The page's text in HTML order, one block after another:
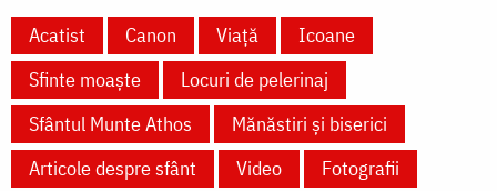
Acatist Canon Viață
Icoane
Sfinte moaște
Locuri de pelerinaj
Sfântul Munte Athos
Mănăstiri și biserici
Articole despre sfânt
Video
Fotografii